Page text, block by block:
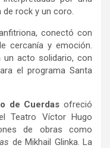
de rock y un coro.
conectó con
cercanía y emoción.
acto solidario, con
el programa Santa
de Cuerdas ofreció
Teatro Víctor Hugo
de obras como
de Mikhail Glinka. La